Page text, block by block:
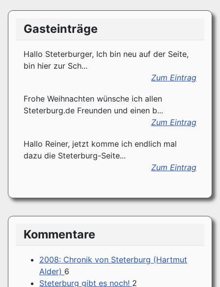
Gasteinträge
Hallo Steterburger, Ich bin neu auf der Seite,
bin hier zur Sch...
Zum Eintrag
Frohe Weihnachten wünsche ich allen
Steterburg.de Freunden und einen b...
Zum Eintrag
Hallo Reiner, jetzt komme ich endlich mal
dazu die Steterburg-Seite...
Zum Eintrag
Kommentare
2008: Chronik von Steterburg (Hartmut
Alder) 6
Steterburg gibt es noch! 2